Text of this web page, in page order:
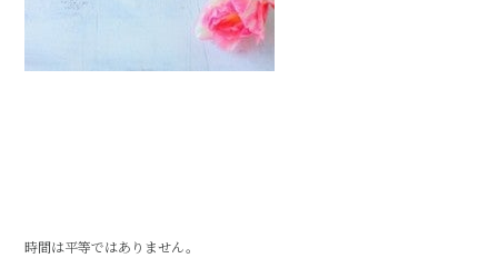
時間は平等ではありません。